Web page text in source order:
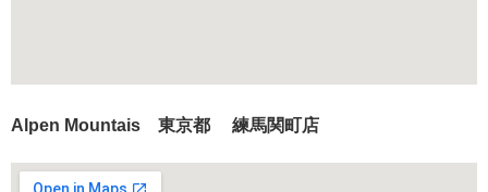
Alpen Mountais 東京都 練馬関町店